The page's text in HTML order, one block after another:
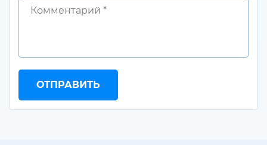
ОТПРАВИТЬ